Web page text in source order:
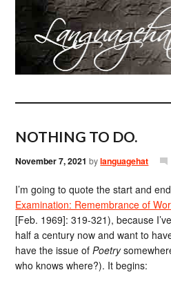
NOTHING TO DO.
November 7, 2021 bylanguagehat
I’m going to quote the start and
Examination: Remembrance of
[Feb. 1969]: 319-321), because
half a century now and want to
have the issue ofPoetry
who knows where?). It begins: